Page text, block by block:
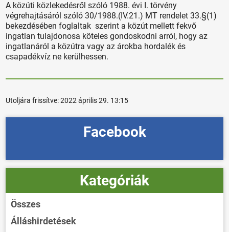
A közúti közlekedésről szóló 1988. évi I. törvény
végrehajtásáról szóló 30/1988.(IV.21.) MT rendelet 33.§(1)
bekezdésében foglaltak szerint a közút mellett fekvő
ingatlan tulajdonosa köteles gondoskodni arról, hogy az
ingatlanáról a közútra vagy az árokba hordalék és
csapadékvíz ne kerülhessen.
Utoljára frissítve:2022 április 29. 13:15
Facebook
Kategóriák
Összes
Álláshirdetések